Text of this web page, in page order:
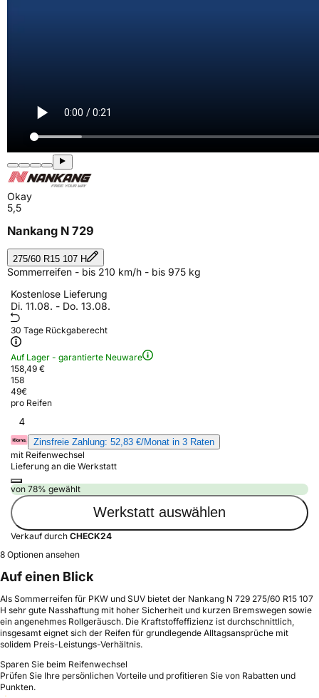
Okay
5,5
Nankang N 729
275/60 R15 107 H
Sommerreifen - bis 210 km/h - bis 975 kg
Kostenlose Lieferung
Di. 11.08. - Do. 13.08.
30 Tage Rückgaberecht
Auf Lager - garantierte Neuware
158,49 €
158
49€
pro Reifen
4
Zinsfreie Zahlung: 52,83 €/Monat in 3 Raten
mit Reifenwechsel
Lieferung an die Werkstatt
von 78% gewählt
Werkstatt auswählen
Verkauf durch CHECK24
8 Optionen ansehen
Auf einen Blick
Als Sommerreifen für PKW und SUV bietet der Nankang N 729 275/60 R15 107
H sehr gute Nasshaftung mit hoher Sicherheit und kurzen Bremswegen sowie
ein angenehmes Rollgeräusch. Die Kraftstoffeffizienz ist durchschnittlich,
insgesamt eignet sich der Reifen für grundlegende Alltagsansprüche mit
solidem Preis-Leistungs-Verhältnis.
Sparen Sie beim Reifenwechsel
Prüfen Sie Ihre persönlichen Vorteile und profitieren Sie von Rabatten und
Punkten.